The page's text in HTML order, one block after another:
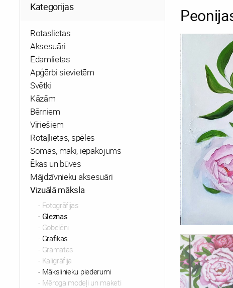
Kategorijas
Rotaslietas
Aksesuāri
Ēdamlietas
Apģērbi sievietēm
Svētki
Kāzām
Bērniem
Vīriešiem
Rotaļlietas, spēles
Somas, maki, iepakojums
Ēkas un būves
Mājdzīvnieku aksesuāri
Vizuālā māksla
Fotogrāfijas
Gleznas
Gobelēni
Grafikas
Grāmatas
Kaligrāfija
Mākslinieku piederumi
Mēroga modeļi un maketi